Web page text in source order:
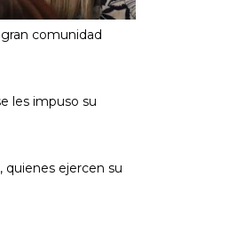
comunidad
les impuso su
quienes ejercen su